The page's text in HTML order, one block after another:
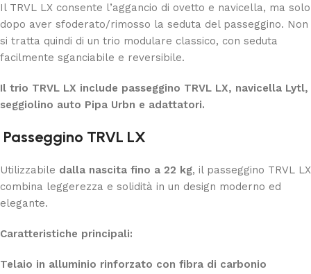
Il TRVL LX consente l’aggancio di ovetto e navicella, ma solo
dopo aver sfoderato/rimosso la seduta del passeggino. Non
si tratta quindi di un trio modulare classico, con seduta
facilmente sganciabile e reversibile.
Il trio TRVL LX include passeggino TRVL LX, navicella Lytl,
seggiolino auto Pipa Urbn e adattatori.
Passeggino TRVL LX
Utilizzabile dalla nascita fino a 22 kg, il passeggino TRVL LX
combina leggerezza e solidità in un design moderno ed
elegante.
Caratteristiche principali:
Telaio in alluminio rinforzato con fibra di carbonio